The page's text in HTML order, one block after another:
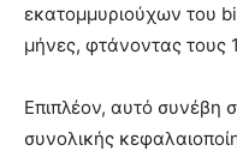
εκατομμυριούχων του
μήνες, φτάνοντας τους
Επιπλέον, αυτό συνέβη
συνολικής